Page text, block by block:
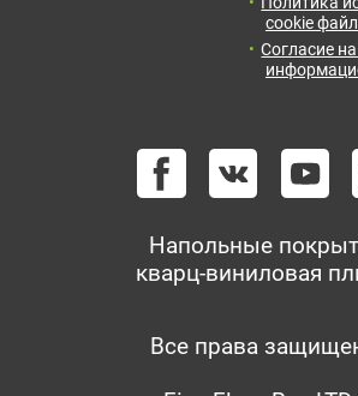
cookie
Согласие
Напольные
кварц-виниловая
Все права